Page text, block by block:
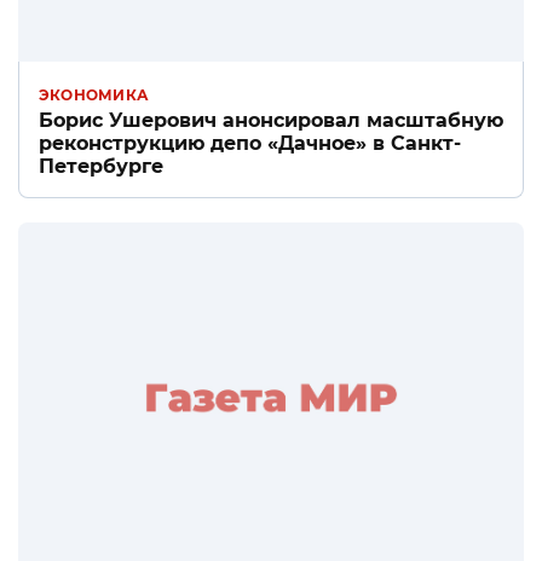
ЭКОНОМИКА
Борис Ушерович анонсировал масштабную
реконструкцию депо «Дачное» в Санкт-
Петербурге